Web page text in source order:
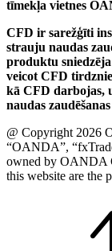
tīmekļa vietnes
CFD ir sarežģīti
strauju naudas
produktu
veicot CFD
kā CFD darbojas,
naudas
@ Copyright 2026
“OANDA”,
owned by OANDA
this website are the